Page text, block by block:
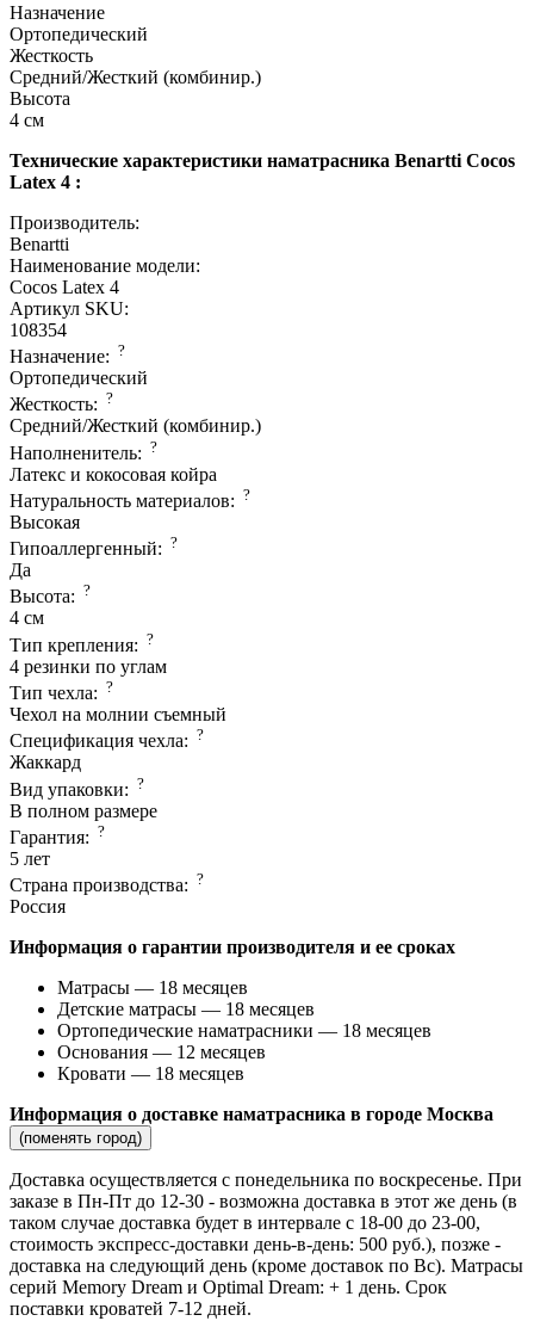
Назначение
Ортопедический
Жесткость
Средний/Жесткий (комбинир.)
Высота
4 см
Технические характеристики наматрасника Benartti Cocos
Latex 4 :
Производитель:
Benartti
Наименование модели:
Cocos Latex 4
Артикул SKU:
108354
Назначение: ?
Ортопедический
Жесткость: ?
Средний/Жесткий (комбинир.)
Наполненитель: ?
Латекс и кокосовая койра
Натуральность материалов: ?
Высокая
Гипоаллергенный: ?
Да
Высота: ?
4 см
Тип крепления: ?
4 резинки по углам
Тип чехла: ?
Чехол на молнии съемный
Спецификация чехла: ?
Жаккард
Вид упаковки: ?
В полном размере
Гарантия: ?
5 лет
Страна производcтва: ?
Россия
Информация о гарантии производителя и ее сроках
Матрасы — 18 месяцев
Детские матрасы — 18 месяцев
Ортопедические наматрасники — 18 месяцев
Основания — 12 месяцев
Кровати — 18 месяцев
Информация о доставке наматрасника в городе Москва
(поменять город)
Доставка осуществляется c понедельника по воскресенье. При
заказе в Пн-Пт до 12-30 - возможна доставка в этот же день (в
таком случае доставка будет в интервале с 18-00 до 23-00,
стоимость экспресс-доставки день-в-день: 500 руб.), позже -
доставка на следующий день (кроме доставок по Вс). Матрасы
серий Memory Dream и Optimal Dream: + 1 день. Срок
поставки кроватей 7-12 дней.